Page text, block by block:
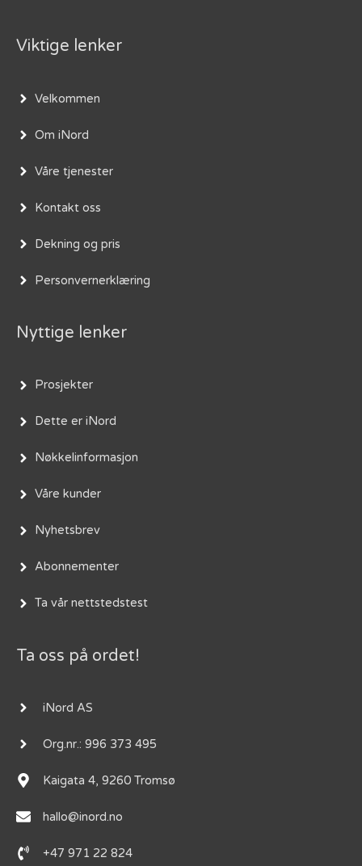
Viktige lenker
Velkommen
Om iNord
Våre tjenester
Kontakt oss
Dekning og pris
Personvernerklæring
Nyttige lenker
Prosjekter
Dette er iNord
Nøkkelinformasjon
Våre kunder
Nyhetsbrev
Abonnementer
Ta vår nettstedstest
Ta oss på ordet!
iNord AS
Org.nr.: 996 373 495
Kaigata 4, 9260 Tromsø
hallo@inord.no
+47 971 22 824